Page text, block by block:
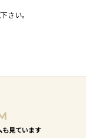
さい。
も見ています